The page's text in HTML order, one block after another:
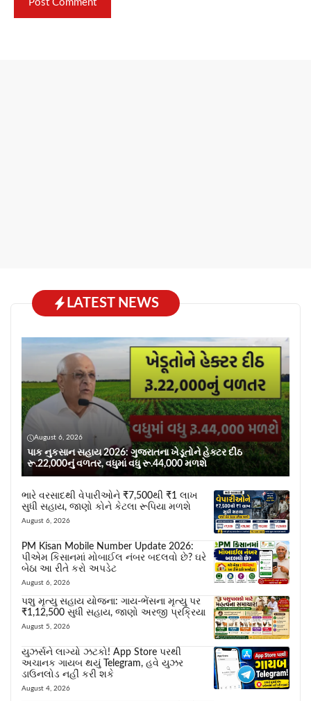
LATEST NEWS
August 6, 2026
પાક નુકસાન સહાય 2026: ગુજરાતના ખેડૂતોને હેક્ટર દીઠ
રૂ.22,000નું વળતર, વધુમાં વધુ રૂ.44,000 મળશે
ભારે વરસાદથી વેપારીઓને ₹7,500થી ₹1 લાખ
સુધી સહાય, જાણો કોને કેટલા રૂપિયા મળશે
August 6, 2026
PM Kisan Mobile Number Update 2026:
પીએમ કિસાનમાં મોબાઈલ નંબર બદલવો છે? ઘરે
બેઠા આ રીતે કરો અપડેટ
August 6, 2026
પશુ મૃત્યુ સહાય યોજના: ગાય-ભેંસના મૃત્યુ પર
₹1,12,500 સુધી સહાય, જાણો અરજી પ્રક્રિયા
August 5, 2026
યુઝર્સને લાગ્યો ઝટકો! App Store પરથી
અચાનક ગાયબ થયું Telegram, હવે યુઝર
ડાઉનલોડ નહીં કરી શકે
August 4, 2026